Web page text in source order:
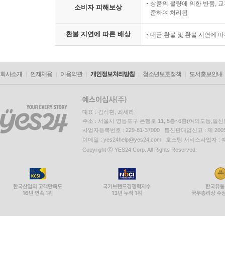
소비자 피해보상
상품의 불량에 의한 반품,
준하여 처리됨
환불 지연에 따른 배상 대금 환불 및 환불 지연에
회사소개 인재채용 이용약관 개인정보처리방침 청소년보호정책 도서홍보안내
대표 : 김석환, 최세라
주소 : 서울시 영등포구 은행로 11, 5층~6층(여의도동,일신
사업자등록번호 : 229-81-37000 통신판매업신고 : 제
이메일 : yes24help@yes24.com 호스팅 서비스사업자 :
Copyright ⓒ YES24 Corp. All Rights Reserved.